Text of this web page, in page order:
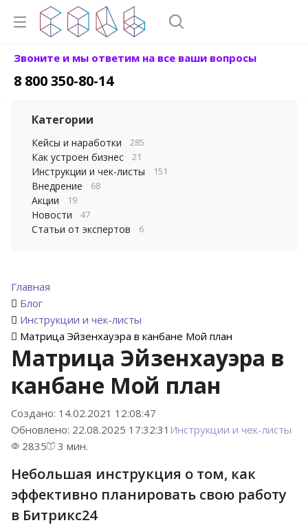
Звоните и мы ответим на все ваши вопросы
8 800 350-80-14
Главная
Блог
Инструкции и чек-листы
Матрица Эйзенхауэра в канбане Мой план
Матрица Эйзенхауэра в
канбане Мой план
Создано: 14.02.2021 12:08:47
Обновлено: 22.08.2025 17:32:31 Инструкции и чек-листы
2835
3 мин.
Небольшая инструкция о том, как
эффективно планировать свою работу
в Битрикс24
Категории
Кейсы и наработки 285
Как устроен бизнес 21
Инструкции и чек-листы 151
Внедрение 68
Акции 19
Новости 47
Статьи от экспертов 6